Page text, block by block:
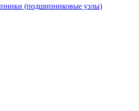
(подшипниковые узлы)